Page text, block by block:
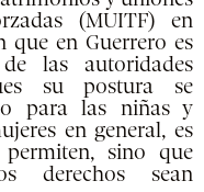
(MUITF) en
que en Guerrero es
las autoridades
su postura se
para las niñas y
en general, es
sino que
derechos sean